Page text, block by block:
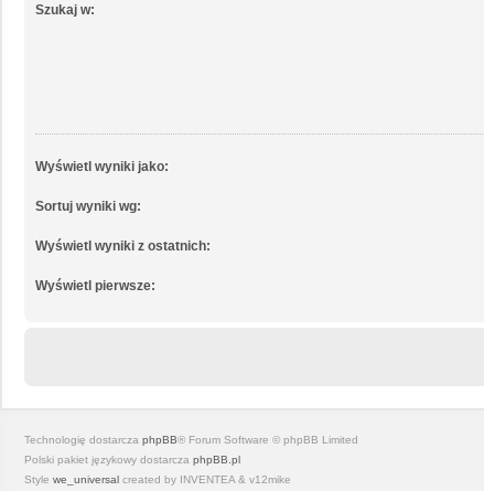
Szukaj w:
Wyświetl wyniki jako:
Sortuj wyniki wg:
Wyświetl wyniki z ostatnich:
Wyświetl pierwsze:
Technologię dostarcza phpBB® Forum Software © phpBB Limited
Polski pakiet językowy dostarcza phpBB.pl
Style we_universal created by INVENTEA & v12mike